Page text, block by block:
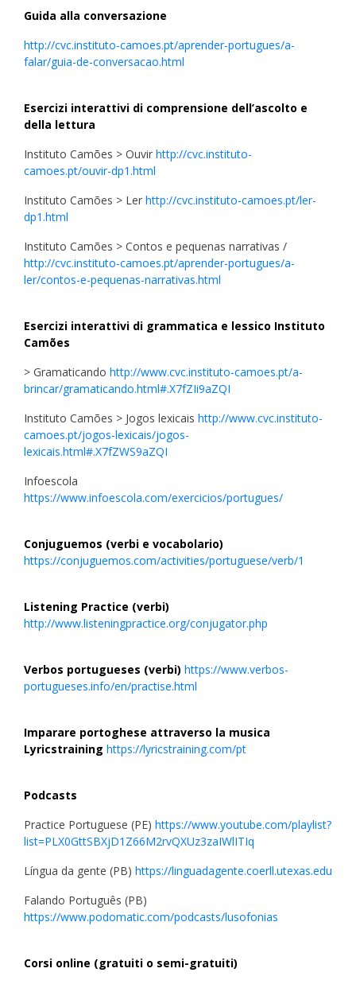
Guida alla conversazione
http://cvc.instituto-camoes.pt/aprender-portugues/a-
falar/guia-de-conversacao.html
Esercizi interattivi di comprensione dell’ascolto e
della lettura
Instituto Camões > Ouvir http://cvc.instituto-
camoes.pt/ouvir-dp1.html
Instituto Camões > Ler http://cvc.instituto-camoes.pt/ler-
dp1.html
Instituto Camões > Contos e pequenas narrativas /
http://cvc.instituto-camoes.pt/aprender-portugues/a-
ler/contos-e-pequenas-narrativas.html
Esercizi interattivi di grammatica e lessico Instituto
Camões
> Gramaticando http://www.cvc.instituto-camoes.pt/a-
brincar/gramaticando.html#.X7fZIi9aZQI
Instituto Camões > Jogos lexicais http://www.cvc.instituto-
camoes.pt/jogos-lexicais/jogos-
lexicais.html#.X7fZWS9aZQI
Infoescola
https://www.infoescola.com/exercicios/portugues/
Conjuguemos (verbi e vocabolario)
https://conjuguemos.com/activities/portuguese/verb/1
Listening Practice (verbi)
http://www.listeningpractice.org/conjugator.php
Verbos portugueses (verbi) https://www.verbos-
portugueses.info/en/practise.html
Imparare portoghese attraverso la musica
Lyricstraining https://lyricstraining.com/pt
Podcasts
Practice Portuguese (PE) https://www.youtube.com/playlist?
list=PLX0GttSBXjD1Z66M2rvQXUz3zaIWlITIq
Língua da gente (PB) https://linguadagente.coerll.utexas.edu
Falando Português (PB)
https://www.podomatic.com/podcasts/lusofonias
Corsi online (gratuiti o semi-gratuiti)